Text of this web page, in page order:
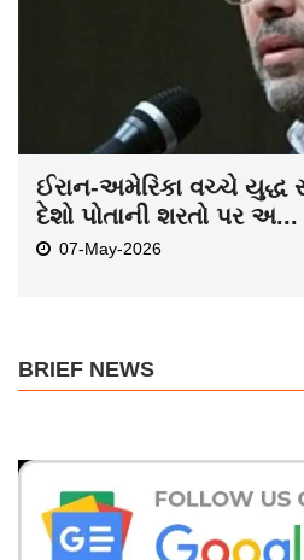
ઈરાન-અમેરિકા વચ્ચે યુદ્ધ
દેશો પોતાની શરતો પર અ...
07-May-2026
BRIEF NEWS